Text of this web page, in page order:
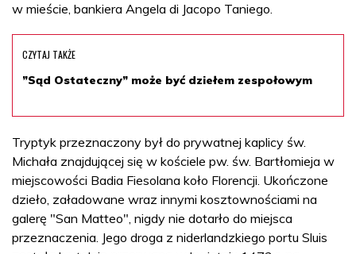
w mieście, bankiera Angela di Jacopo Taniego.
CZYTAJ TAKŻE
”Sąd Ostateczny” może być dziełem zespołowym
Tryptyk przeznaczony był do prywatnej kaplicy św.
Michała znajdującej się w kościele pw. św. Bartłomieja w
miejscowości Badia Fiesolana koło Florencji. Ukończone
dzieło, załadowane wraz innymi kosztownościami na
galerę "San Matteo", nigdy nie dotarło do miejsca
przeznaczenia. Jego droga z niderlandzkiego portu Sluis